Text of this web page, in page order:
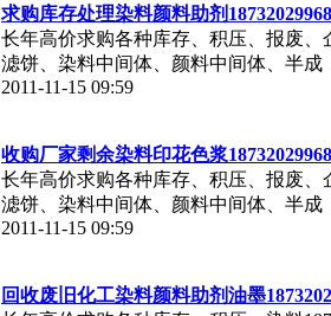
求购库存处理染料颜料助剂18732029968
长年高价求购各种库存、积压、报废、
滤饼、染料中间体、颜料中间体、半成
2011-11-15 09:59
收购厂家剩余染料印花色浆18732029968
长年高价求购各种库存、积压、报废、
滤饼、染料中间体、颜料中间体、半成
2011-11-15 09:59
回收废旧化工染料颜料助剂油墨